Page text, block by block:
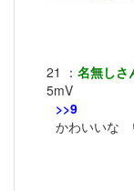
21 ： 名無しさ
5mV
>>9
かわいいな